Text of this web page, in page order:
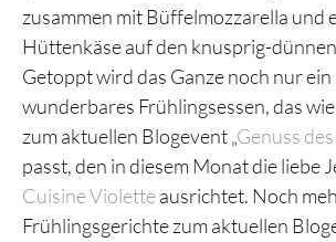
zusammen mit Büffelmozzarella und
Hüttenkäse auf den knusprig-
Getoppt wird das Ganze noch nur ein
wunderbares Frühlingsessen, das
zum aktuellen Blogevent „Genuss
passt, den in diesem Monat die liebe
Cuisine Violetteausrichtet. Noch
Frühlingsgerichte zum aktuellen